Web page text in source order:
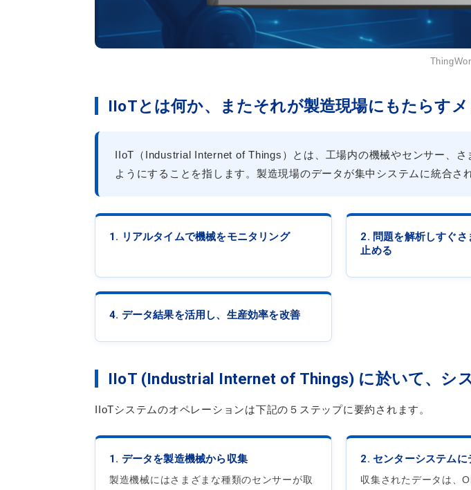
IIoTとは何か、またそれが製造現場にもたらす
IIoT（Industrial Internet of Things）とは、工場内の機械やセンサー、
ようにすることを指します。製造現場のデータが集中システムに統合さ
1. リアルタイムで機械をモニタリング
2. 問題を解析しすぐさ
止める
4. データ結果を活用し、生産効率を改善
IIoT (Industrial Internet of Things) に於いて、シ
IIoTシステムのオペレーションは下記の５ステップに要約されます。
1. データを製造機械から収集
製造機械にはさまざまな種類のセンサーが取
2. センターシステムに
収集されたデータは、